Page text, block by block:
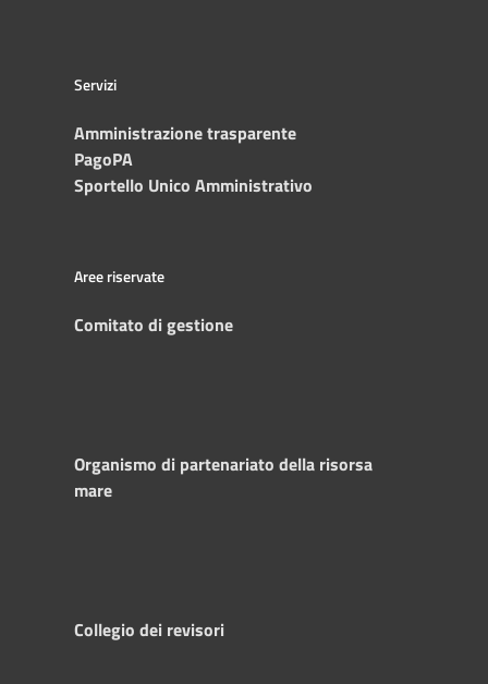
Servizi
Amministrazione trasparente
PagoPA
Sportello Unico Amministrativo
Aree riservate
Comitato di gestione
Organismo di partenariato della risorsa
mare
Collegio dei revisori